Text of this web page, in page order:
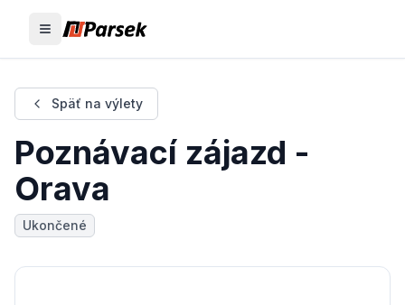
Späť na výlety
Poznávací zájazd -
Orava
Ukončené